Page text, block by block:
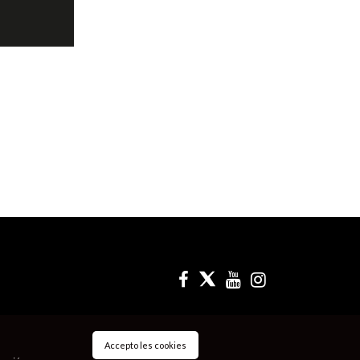
Accepto les cookies